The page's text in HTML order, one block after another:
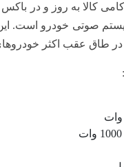
کالا به روز و در
طاق عقب اکثر خودروهای